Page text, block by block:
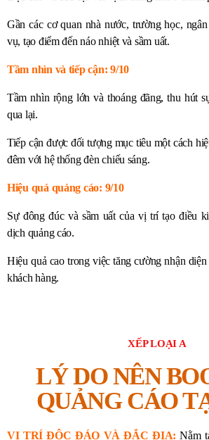
Gần các cơ quan nhà nước, trường học,
vụ, tạo điểm đến náo nhiệt và sầm uất.
Tầm nhìn và tiếp cận: 9/10
Tầm nhìn rộng lớn và thoáng đãng, thu hút
qua lại.
Tiếp cận được đối tượng mục tiêu một cách
đêm với hệ thống đèn chiếu sáng.
Hiệu quả quảng cáo: 9/10
Sự đông đúc và sầm uất của vị trí tạo điều
dịch quảng cáo.
Hiệu quả cao trong việc tăng cường nhận
khách hàng.
XẾP LOẠI A
LÝ DO NÊN
QUẢNG CÁO
VỊ TRÍ ĐỘC ĐÁO VÀ ĐẮC ĐỊA: Nằm